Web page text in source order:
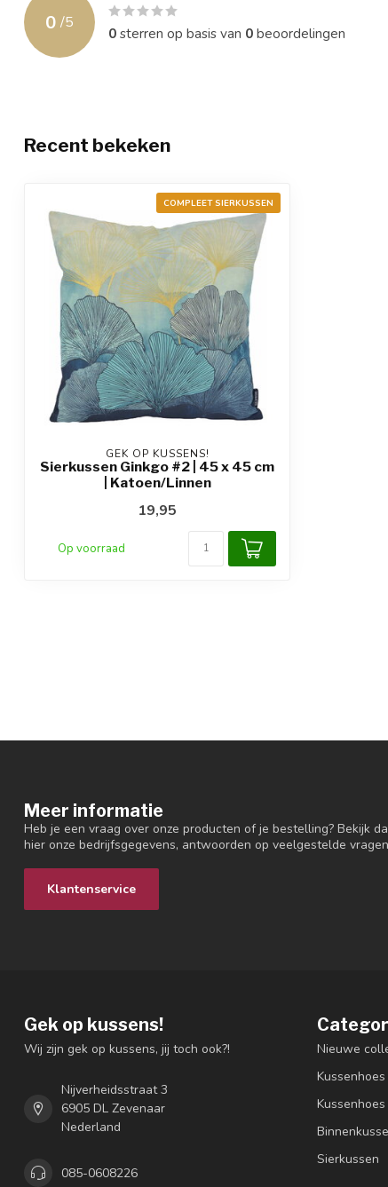
0 /5
0sterren op basis van 0beoordelingen
Recent bekeken
COMPLEET SIERKUSSEN
GEK OP KUSSENS!
Sierkussen Ginkgo #2 | 45 x 45 cm
| Katoen/Linnen
19,95
Op voorraad
Meer informatie
Heb je een vraag over onze producten of je bestelling? Bekijk
hier onze bedrijfsgegevens, antwoorden op veelgestelde
Klantenservice
Gek op kussens!
Wij zijn gek op kussens, jij toch ook?!
Nijverheidsstraat 3
6905 DL Zevenaar
Nederland
085-0608226
Nieuwe
Sierkussen